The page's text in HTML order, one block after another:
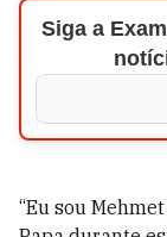
Siga a
“Eu sou